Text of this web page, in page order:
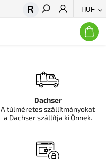
HUF
Keresés
Dachser
A túlméretes szállítmányokat
a Dachser szállítja ki Önnek.